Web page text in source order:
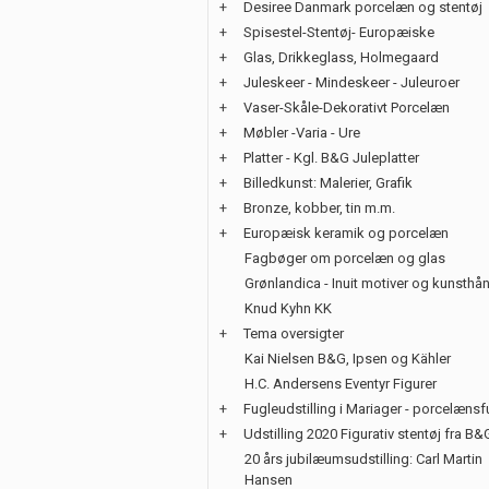
+
Desiree Danmark porcelæn og stentøj
+
Spisestel-Stentøj- Europæiske
+
Glas, Drikkeglass, Holmegaard
+
Juleskeer - Mindeskeer - Juleuroer
+
Vaser-Skåle-Dekorativt Porcelæn
+
Møbler -Varia - Ure
+
Platter - Kgl. B&G Juleplatter
+
Billedkunst: Malerier, Grafik
+
Bronze, kobber, tin m.m.
+
Europæisk keramik og porcelæn
Fagbøger om porcelæn og glas
Grønlandica - Inuit motiver og
Knud Kyhn KK
+
Tema oversigter
Kai Nielsen B&G, Ipsen og Kähler
H.C. Andersens Eventyr Figurer
+
Fugleudstilling i Mariager -
+
Udstilling 2020 Figurativ stentøj fra
20 års jubilæumsudstilling: Carl Martin
Hansen